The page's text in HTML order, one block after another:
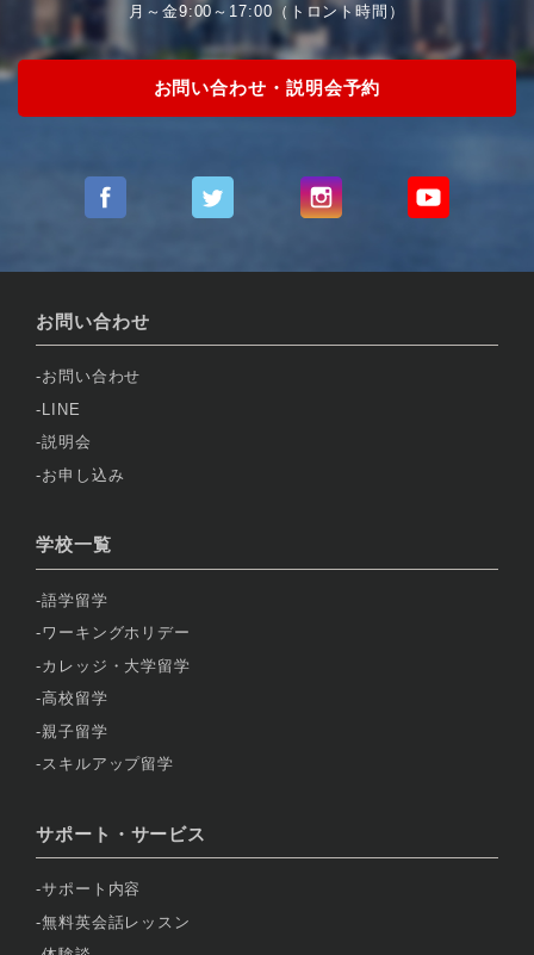
月～金9:00～17:00（トロント時間）
お問い合わせ・説明会予約
お問い合わせ
お問い合わせ
LINE
説明会
お申し込み
学校一覧
語学留学
ワーキングホリデー
カレッジ・大学留学
高校留学
親子留学
スキルアップ留学
サポート・サービス
サポート内容
無料英会話レッスン